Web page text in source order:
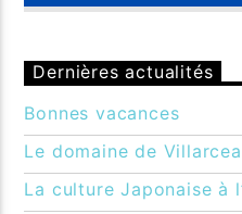
Dernières actualités
Bonnes vacances
Le domaine de
La culture Japonaise à